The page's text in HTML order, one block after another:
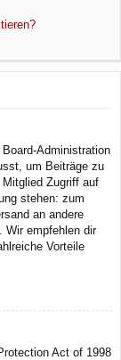
Administration
um Beiträge zu
Zugriff auf
stehen: zum
an andere
Wir empfehlen dir
Vorteile
Act of 1998